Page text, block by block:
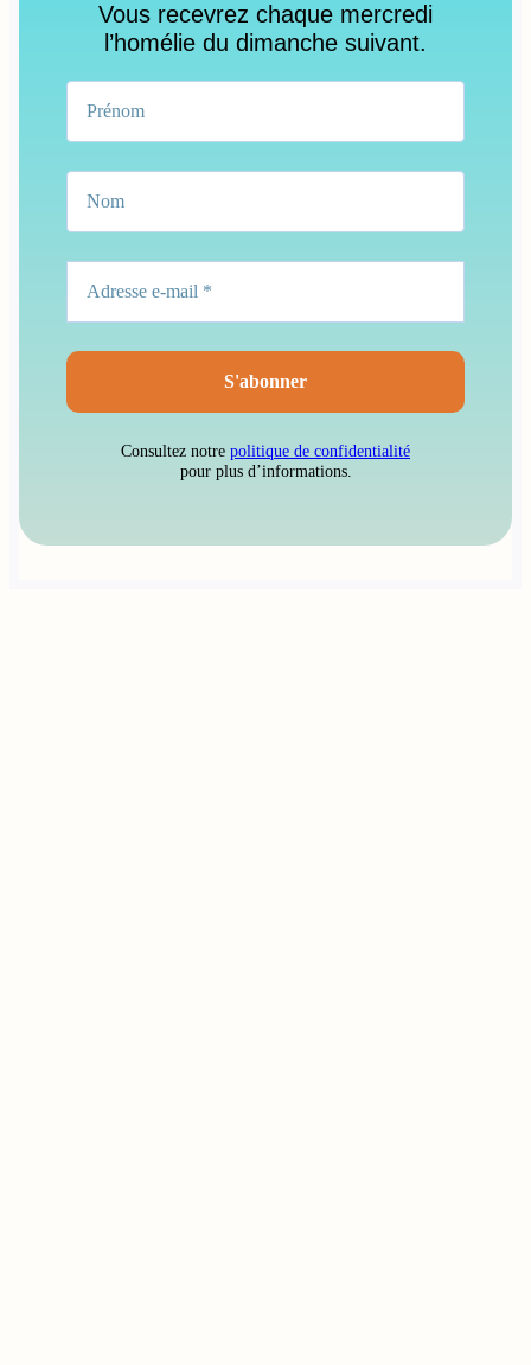
Vous recevrez chaque mercredi
l’homélie du dimanche suivant.
Consultez notre politique de confidentialité
pour plus d’informations.